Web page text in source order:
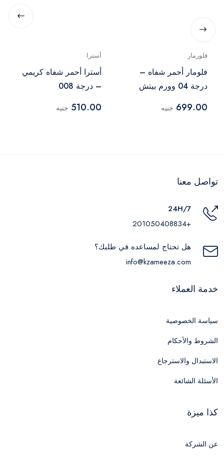
فلورمار
فلومار أحمر شفاه –
درجة 04 وورم بيتش
699.00 جنيه
أسترا
أسترا أحمر شفاه كريمي
– درجة 008
510.00 جنيه
تواصل معنا
24H/7
+201050408834
هل تحتاج لمساعده في طلبك؟
info@kzameeza.com
خدمة العملاء
سياسة الخصوصية
الشروط والأحكام
الاستبدال والاسترجاع
الأسئلة الشائعة
كذا ميزة
عن الشركة